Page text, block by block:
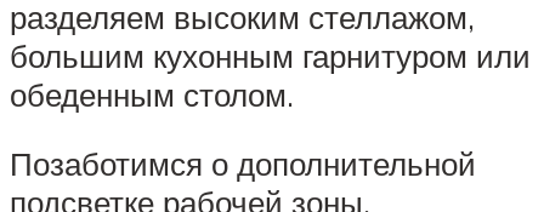
разделяем высоким стеллажом,
большим кухонным гарнитуром или
обеденным столом.
Позаботимся о дополнительной
подсветке рабочей зоны.